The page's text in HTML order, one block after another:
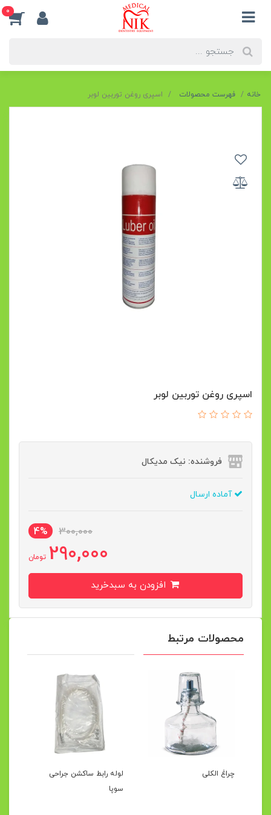
0
خانه فهرست محصولات اسپری روغن توربین لوبر
اسپری روغن توربین لوبر
فروشنده: نیک مدیکال
آماده ارسال
300,000
4%
290,000 تومان
محصولات مرتبط
چراغ الکلی
لوله رابط ساکشن جراحی
سوپا